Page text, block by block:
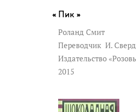
Пик »
Роланд Смит
Переводчик И.
Издательство
2015